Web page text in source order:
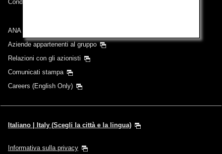
Condizioni di trasporto
ANA Group
Aziende appartenenti al gruppo
Relazioni con gli azionisti
Comunicati stampa
Careers (English Only)
Italiano | Italy (Scegli la città e la lingua)
Informativa sulla privacy